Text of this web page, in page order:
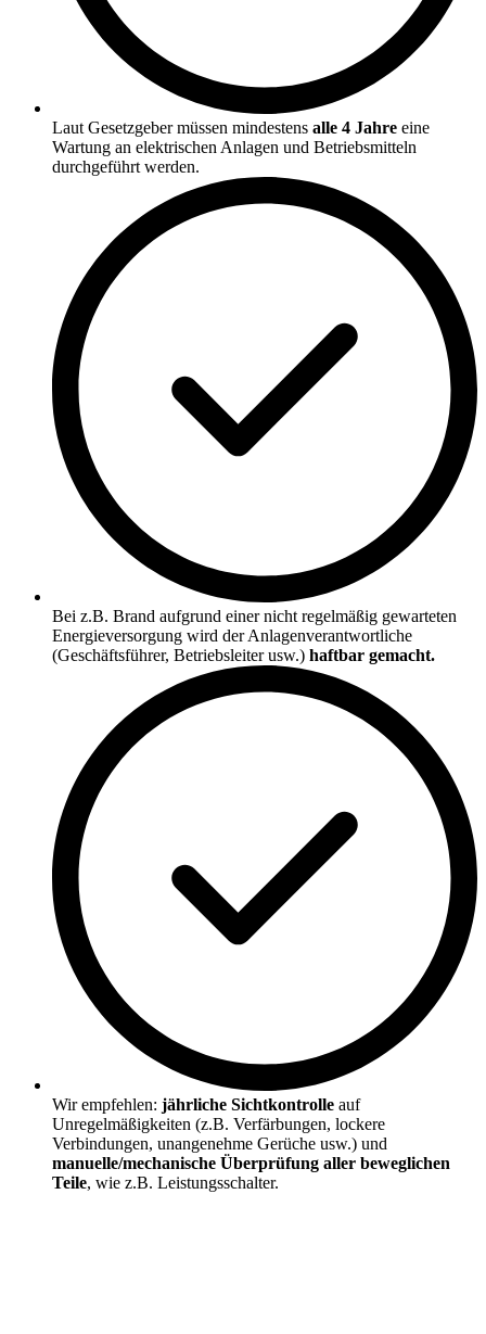
Laut Gesetzgeber müssen mindestens alle 4 Jahre eine
Wartung an elektrischen Anlagen und Betriebsmitteln
durchgeführt werden.
Bei z.B. Brand aufgrund einer nicht regelmäßig gewarteten
Energieversorgung wird der Anlagenverantwortliche
(Geschäftsführer, Betriebsleiter usw.) haftbar gemacht.
Wir empfehlen: jährliche Sichtkontrolle auf
Unregelmäßigkeiten (z.B. Verfärbungen, lockere
Verbindungen, unangenehme Gerüche usw.) und
manuelle/mechanische Überprüfung aller beweglichen
Teile, wie z.B. Leistungsschalter.